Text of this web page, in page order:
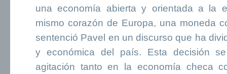
una economía abierta y orientada a la
mismo corazón de Europa, una moneda
sentenció Pavel en un discurso que ha
y económica del país. Esta decisión
agitación tanto en la economía checa